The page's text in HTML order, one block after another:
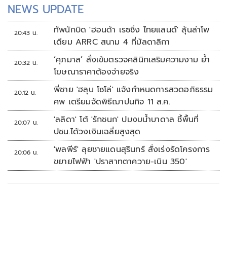
NEWS UPDATE
20:43 น.
ทัพนักบิด 'ฮอนด้า เรซซิ่ง ไทยแลนด์' ลุ้นล่าโพ
เดียม ARRC สนาม 4 ที่มัลดาลิกา
20:32 น.
‘ศุภมาส’ สั่งเข้มตรวจคลินิกเสริมความงาม ย้ำ
โฆษณาราคาต้องจ่ายจริง
20:12 น.
พี่ชาย 'ฮลุน โซโล่' แจ้งกำหนดการสวดอภิธรรม
ศพ เตรียมจัดพิธีฌาปนกิจ 11 ส.ค.
20:07 น.
'ลลิดา' โต้ 'รักชนก' ปมงบน้ำบาดาล ชี้พื้นที่
ปชน.ได้วงเงินเฉลี่ยสูงสุด
20:06 น.
'พลพีร์' ลุยชายแดนสุรินทร์ สั่งเร่งรัดโครงการ
ขยายไฟฟ้า 'ปราสาทตาควาย-เนิน 350'